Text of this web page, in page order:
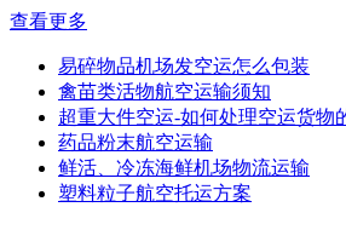
查看更多
易碎物品机场发空运怎么包装
禽苗类活物航空运输须知
超重大件空运-如何处理空运货物
药品粉末航空运输
鲜活、冷冻海鲜机场物流运输
塑料粒子航空托运方案